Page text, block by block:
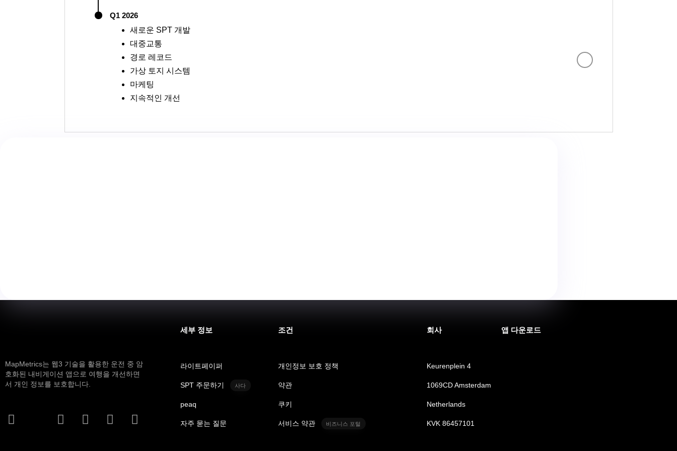
Q1 2026
새로운 SPT 개발
대중교통
경로 레코드
가상 토지 시스템
마케팅
지속적인 개선
MapMetrics는 웹3 기술을 활용한 운전 중 암
호화된 내비게이션 앱으로 여행을 개선하면
서 개인 정보를 보호합니다.
세부 정보
라이트페이퍼
SPT 주문하기 사다
peaq
자주 묻는 질문
조건
개인정보 보호 정책
약관
쿠키
서비스 약관 비즈니스 포털
회사
Keurenplein 4
1069CD Amsterdam
Netherlands
KVK 86457101
앱 다운로드